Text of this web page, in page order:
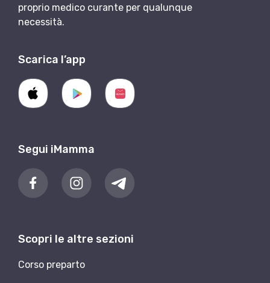
proprio medico curante per qualunque
necessità.
Scarica l’app
Segui iMamma
Scopri le altre sezioni
Corso preparto